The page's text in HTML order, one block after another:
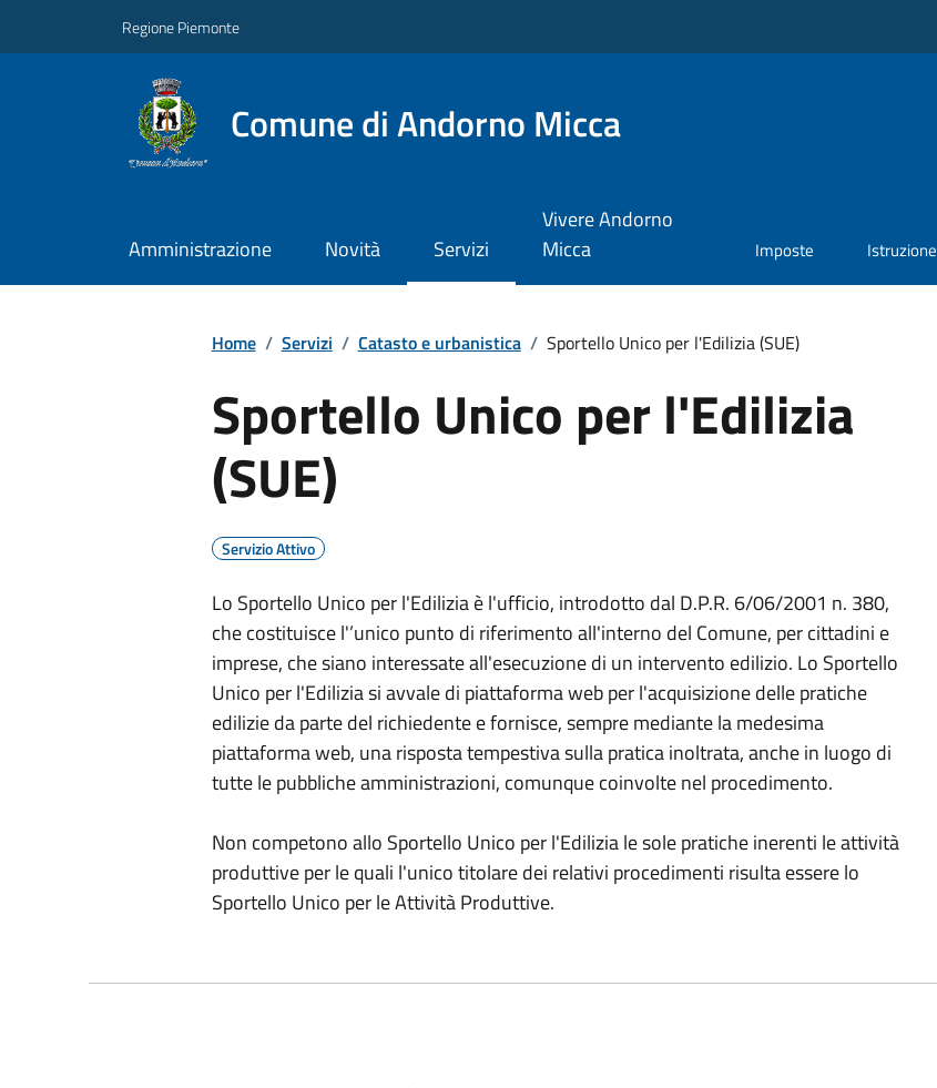
Regione Piemonte
Comune di Andorno Micca
Amministrazione Novità Servizi
Vivere Andorno
Micca
Imposte Istruzione
Home / Servizi / Catasto e urbanistica / Sportello Unico per l'Edilizia (SUE)
Sportello Unico per l'Edilizia
(SUE)
Servizio Attivo
Lo Sportello Unico per l'Edilizia è l'ufficio, introdotto dal D.P.R. 6/06/2001 n. 380,
che costituisce l'’unico punto di riferimento all'interno del Comune, per cittadini e
imprese, che siano interessate all'esecuzione di un intervento edilizio. Lo Sportello
Unico per l'Edilizia si avvale di piattaforma web per l'acquisizione delle pratiche
edilizie da parte del richiedente e fornisce, sempre mediante la medesima
piattaforma web, una risposta tempestiva sulla pratica inoltrata, anche in luogo di
tutte le pubbliche amministrazioni, comunque coinvolte nel procedimento.
Non competono allo Sportello Unico per l'Edilizia le sole pratiche inerenti le attività
produttive per le quali l'unico titolare dei relativi procedimenti risulta essere lo
Sportello Unico per le Attività Produttive.